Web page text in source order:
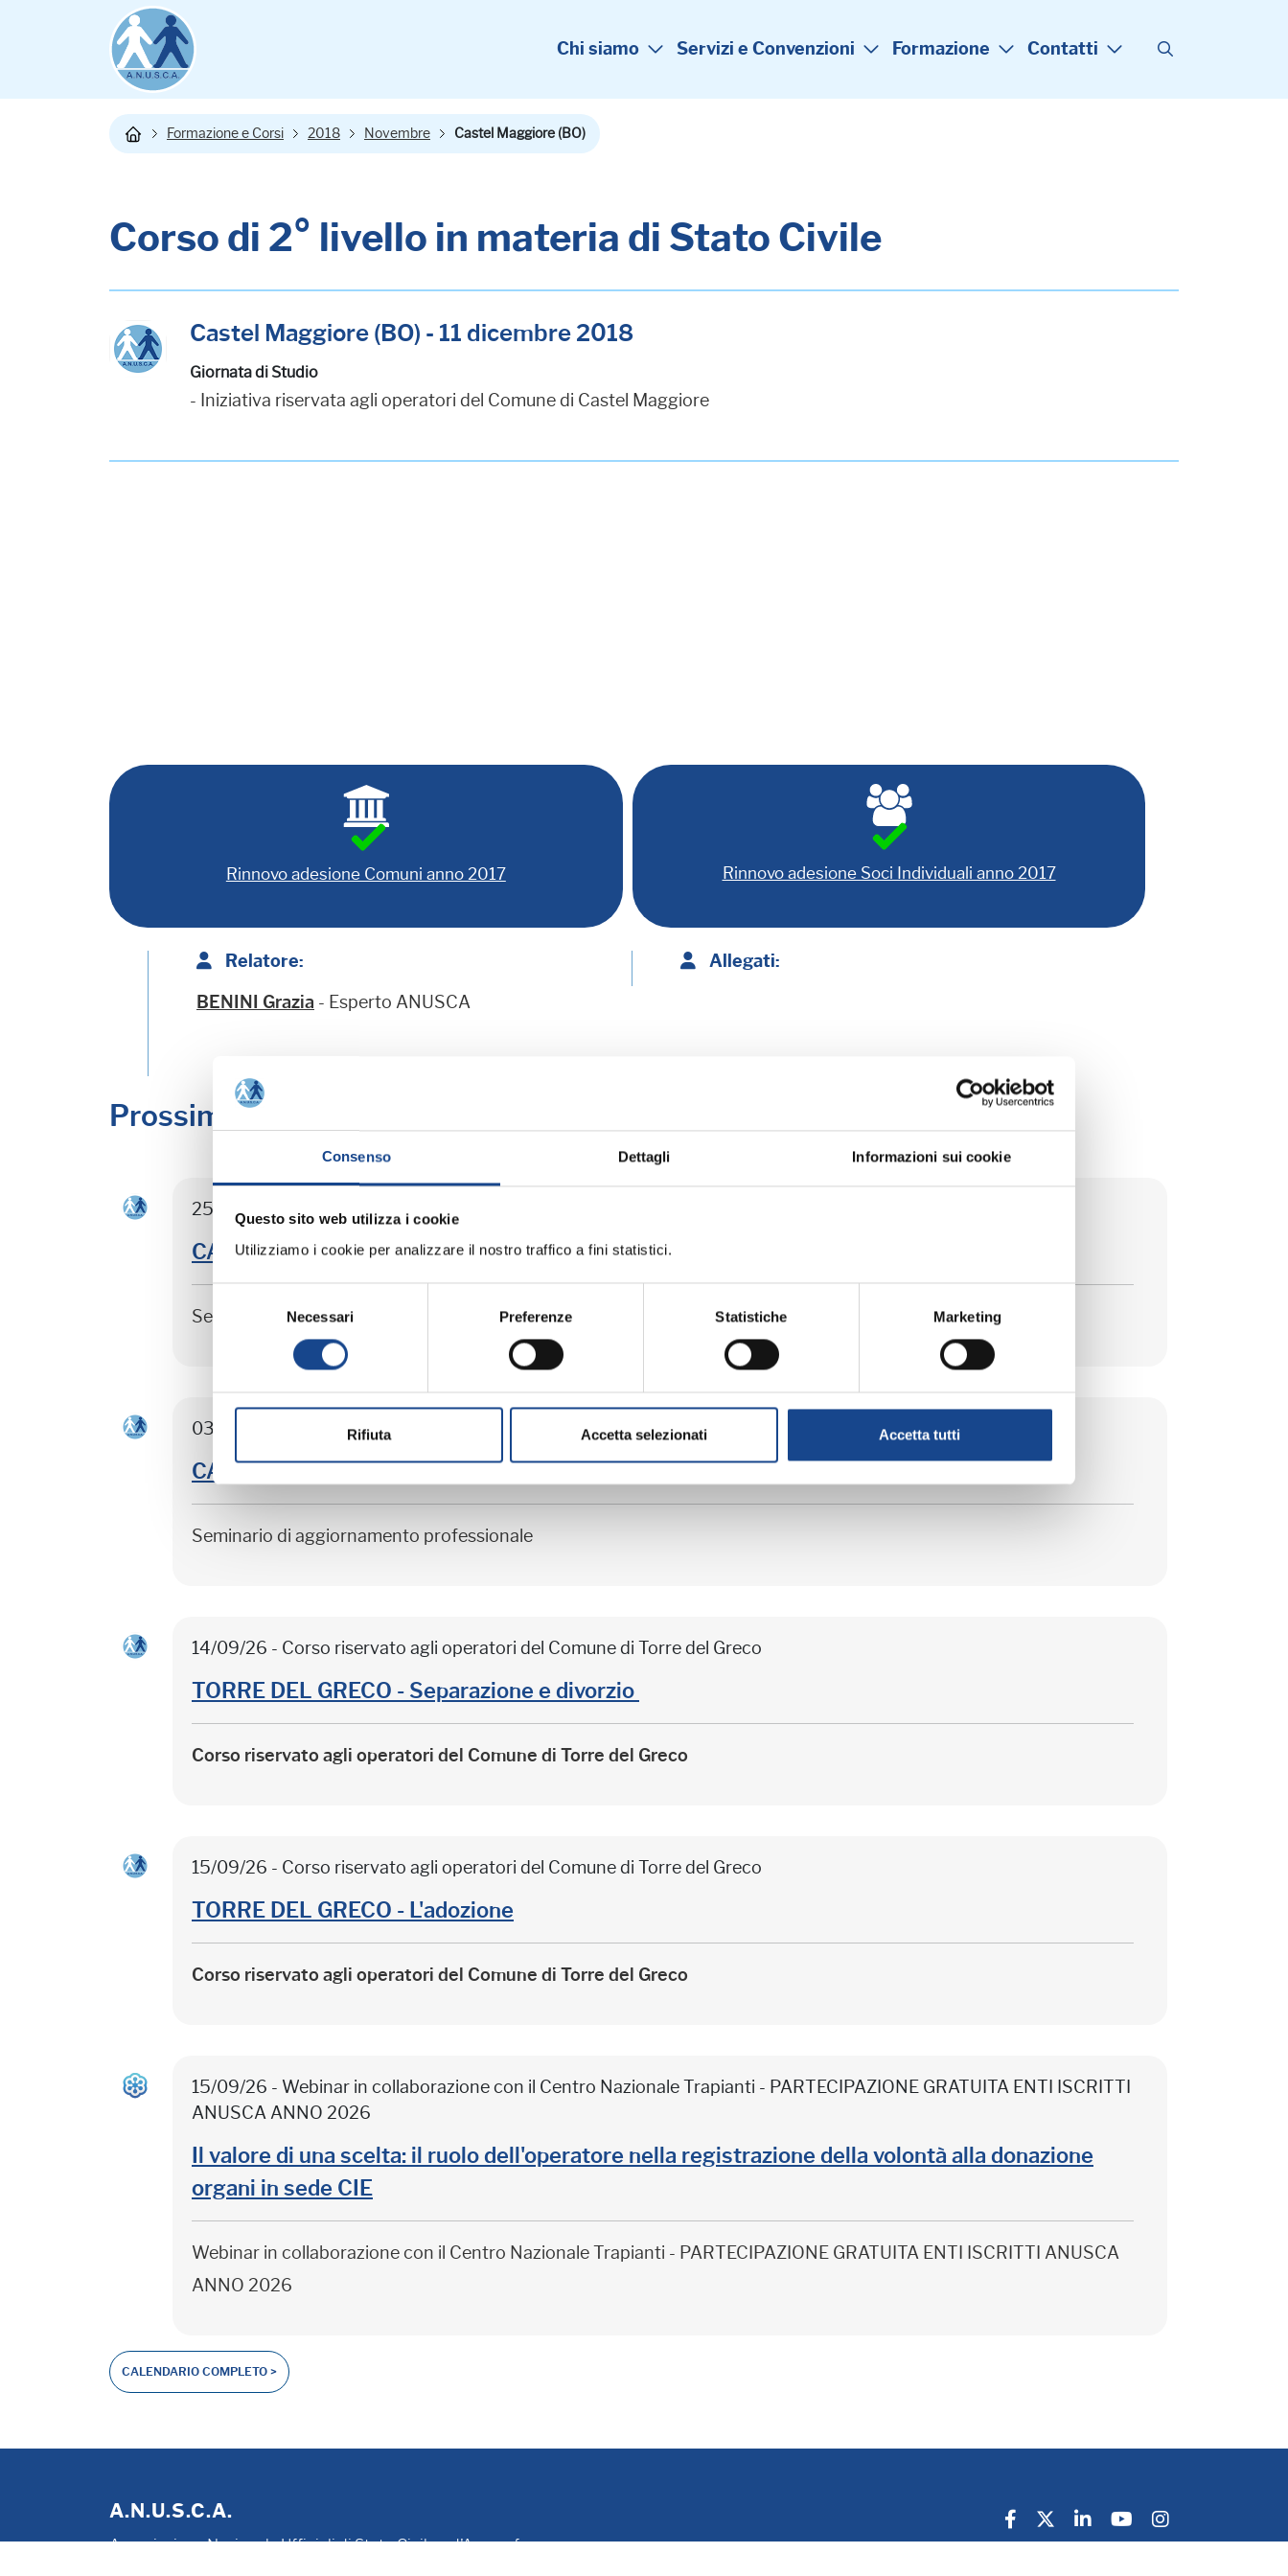
Consenso Dettagli Informazioni sui cookie
Questo sito web utilizza i cookie
Utilizziamo i cookie per analizzare il nostro traffico a fini statistici.
del
Necessari Preferenze Statistiche Marketing
Rifiuta Accetta selezionati Accetta tutti
Chi siamo Servizi e Convenzioni Formazione Contatti
Formazione e Corsi 2018 Novembre Castel Maggiore (BO)
Corso di 2° livello in materia di Stato Civile
Castel Maggiore (BO) - 11 dicembre 2018
Giornata di Studio
- Iniziativa riservata agli operatori del Comune di Castel Maggiore
Rinnovo adesione Comuni anno 2017 Rinnovo adesione Soci Individuali anno 2017
Relatore:
BENINI Grazia - Esperto ANUSCA
Allegati:
Prossimi corsi in programma:
25/08/26 - Seminario di aggiornamento professionale
CASTEL SAN PIETRO TERME (BO) - Estate all'ombra dei cipressi
Seminario di aggiornamento professionale
03/09/26 - Seminario di aggiornamento professionale
CASTEL SAN PIETRO TERME (BO) - La cittadinanza italiana dopo la legge 74/2025
Seminario di aggiornamento professionale
14/09/26 - Corso riservato agli operatori del Comune di Torre del Greco
TORRE DEL GRECO - Separazione e divorzio
Corso riservato agli operatori del Comune di Torre del Greco
15/09/26 - Corso riservato agli operatori del Comune di Torre del Greco
TORRE DEL GRECO - L'adozione
Corso riservato agli operatori del Comune di Torre del Greco
15/09/26 - Webinar in collaborazione con il Centro Nazionale Trapianti - PARTECIPAZIONE GRATUITA ENTI ISCRITTI
ANUSCA ANNO 2026
Il valore di una scelta: il ruolo dell'operatore nella registrazione della volontà alla donazione
organi in sede CIE
Webinar in collaborazione con il Centro Nazionale Trapianti - PARTECIPAZIONE GRATUITA ENTI ISCRITTI ANUSCA
ANNO 2026
CALENDARIO COMPLETO >
A.N.U.S.C.A.
Associazione Nazionale Ufficiali di Stato Civile e d'Anagrafe